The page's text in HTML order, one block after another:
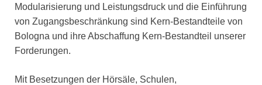
Modularisierung und Leistungsdruck und die Einführung
von Zugangsbeschränkung sind Kern-Bestandteile von
Bologna und ihre Abschaffung Kern-Bestandteil unserer
Forderungen.
Mit Besetzungen der Hörsäle, Schulen,